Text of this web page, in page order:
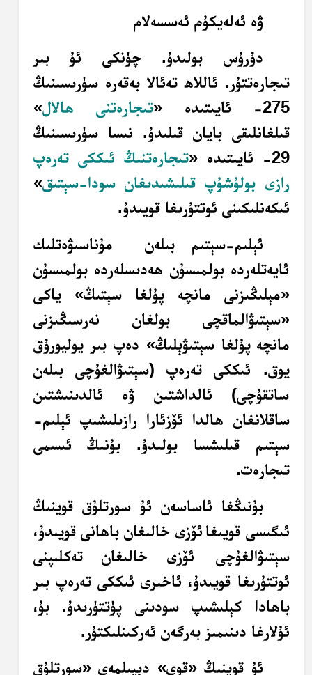
ۋە ئەلەيكۇم ئەسسەلام
دۇرۇس بولىدۇ. چۈنكى ئۇ بىر
تىجارەتتۇر. ئاللاھ تەئالا بەقەرە سۈرىسىنىڭ
275- ئايىتىدە «
تىجارەتنى ھالال»
قىلغانلىقى بايان قىلىدۇ. نىسا سۈرىسىنىڭ
29- ئايىتىدە
«تىجارەتنىڭ ئىككى تەرەپ
رازى بولۇشۇپ قىلىشىدىغان سودا-سېتىق»
ئىكەنلىكىنى ئوتتۇرىغا قويىدۇ.
ئېلىم-سېتىم بىلەن مۇناسىۋەتلىك
ئايەتلەردە بولمىسۇن ھەدىسلەردە بولمىسۇن
«مېلىڭىزنى مانچە پۇلغا سېتىڭ» ياكى
«سېتىۋالماقچى بولغان نەرسىڭىزنى
مانچە پۇلغا سېتىۋېلىڭ» دەپ بىر يوليورۇق
يوق. ئىككى تەرەپ (سېتىۋالغۇچى بىلەن
ساتقۇچى) ئالداشتىن ۋە ئالدىنىشتىن
ساقلانغان ھالدا ئۆزئارا رازىلىشىپ ئېلىم-
سېتىم قىلىشسا بولىدۇ. بۇنىڭ ئىسمى
تىجارەت.
بۇنىڭغا ئاساسەن ئۇ سورتلۇق قوينىڭ
ئىگىسى قويىغا ئۆزى خالىغان باھانى قويىدۇ،
سېتىۋالغۇچى ئۆزى
خالىغان
تەكلىپنى
ئوتتۇرىغا قويىدۇ، ئاخىرى ئىككى تەرەپ بىر
باھادا كېلىشىپ سودىنى پۈتتۈرىدۇ. بۇ،
ئۇلارغا دىنىمىز بەرگەن ئەركىنلىكتۇر.
ئۇ قوينىڭ «قوي» دېيىلمەي «سورتلۇق